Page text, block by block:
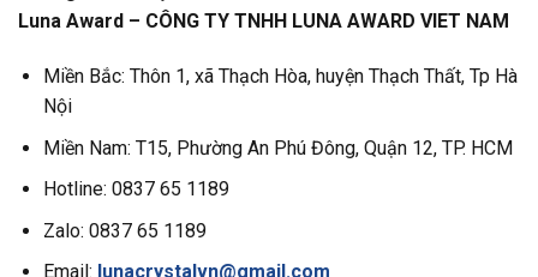
Luna Award – CÔNG TY TNHH LUNA AWARD VIET NAM
Miền Bắc: Thôn 1, xã Thạch Hòa, huyện Thạch Thất, Tp Hà
Nội
Miền Nam: T15, Phường An Phú Đông, Quận 12, TP. HCM
Hotline: 0837 65 1189
Zalo: 0837 65 1189
Email: lunacrystalvn@gmail.com